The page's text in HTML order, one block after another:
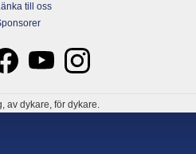
till oss
av dykare, för dykare.